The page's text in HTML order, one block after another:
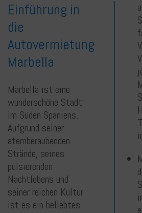
Einführung in
die
Autovermietung
Marbella
Marbella ist eine
wunderschöne Stadt
im Süden Spaniens.
Aufgrund seiner
atemberaubenden
Strände, seines
pulsierenden
Nachtlebens und
seiner reichen Kultur
ist es ein beliebtes